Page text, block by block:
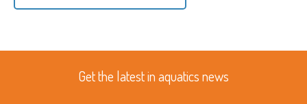
Get the latest in aquatics news